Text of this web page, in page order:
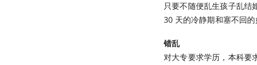
只要不随便乱生孩子乱结
30 天的冷静期和塞不回
错乱
对大专要求学历，本科要